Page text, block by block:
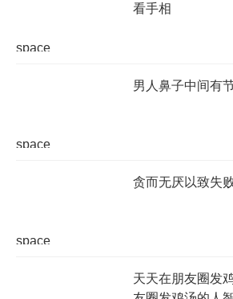
space
看手相
space
男人鼻子中间有
space
贪而无厌以致失
天天在朋友圈发